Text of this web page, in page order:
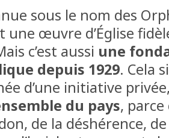
sous le nom des
une œuvre d’Église
c’est aussi une
depuis 1929. Cela
d’une initiative
du pays, parce
de la déshérence,